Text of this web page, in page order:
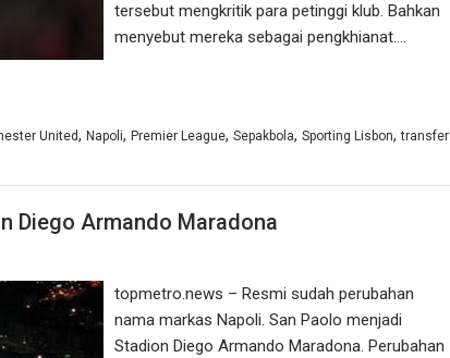
tersebut mengkritik para petinggi klub. Bahkan
menyebut mereka sebagai pengkhianat.…
United, Napoli, Premier League, Sepakbola, Sporting Lisbon,transfer
Diego Armando Maradona
topmetro.news – Resmi sudah perubahan
nama markas Napoli. San Paolo menjadi
Stadion Diego Armando Maradona. Perubahan